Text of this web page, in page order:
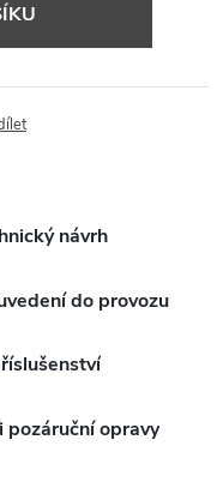
návrh
do provozu
pozáruční opravy